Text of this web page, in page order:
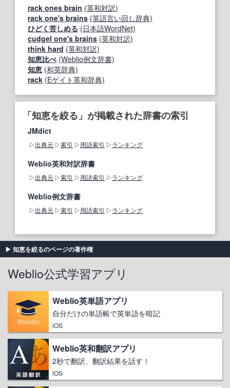
rack ones brain (英和対訳)
rack one's brains (英語言い回し辞典)
ひどく苦しめる (日本語WordNet)
cudgel one's brains (英和対訳)
think hard (英和対訳)
知恵比べ (Weblio例文辞書)
知恵 (和英辞典)
rack (Eゲイト英和辞典)
「知恵を絞る」が掲載された辞書の索引
JMdict
出典元 索引 用語索引 ランキング
Weblio英和対訳辞書
出典元 索引 用語索引 ランキング
Weblio例文辞書
出典元 索引 用語索引 ランキング
知恵を絞るのページの著作権
Weblio公式学習アプリ
Weblio英単語アプリ
自分だけの単語帳で英単語を暗記
iOS
Weblio英和翻訳アプリ
2秒で翻訳、翻訳結果を話す！
iOS